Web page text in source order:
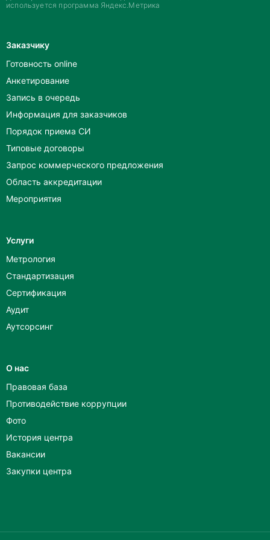
используется программа Яндекс.Метрика
Заказчику
Готовность online
Анкетирование
Запись в очередь
Информация для заказчиков
Порядок приема СИ
Типовые договоры
Запрос коммерческого предложения
Область аккредитации
Мероприятия
Услуги
Метрология
Стандартизация
Сертификация
Аудит
Аутсорсинг
О нас
Правовая база
Противодействие коррупции
Фото
История центра
Вакансии
Закупки центра